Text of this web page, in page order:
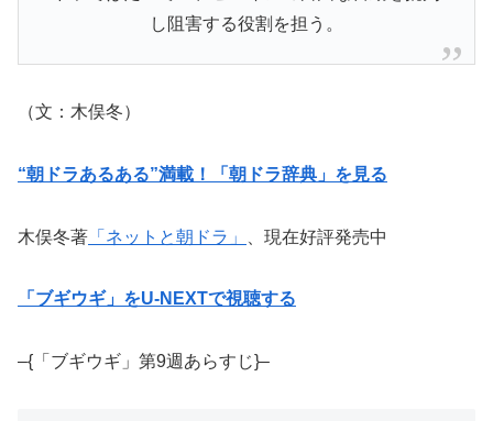
し阻害する役割を担う。
（文：木俣冬）
“朝ドラあるある”満載！「朝ドラ辞典」を見る
木俣冬著 「ネットと朝ドラ」 、現在好評発売中
「ブギウギ」をU-NEXTで視聴する
–{「ブギウギ」第9週あらすじ}–